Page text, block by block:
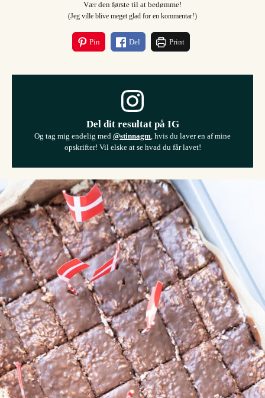
Vær den første til at bedømme!
(Jeg ville blive meget glad for en kommentar!)
Pin Del Print
Del dit resultat på IG
Og tag mig endelig med @stinnagm, hvis du laver en af mine
opskrifter! Vil elske at se hvad du får lavet!